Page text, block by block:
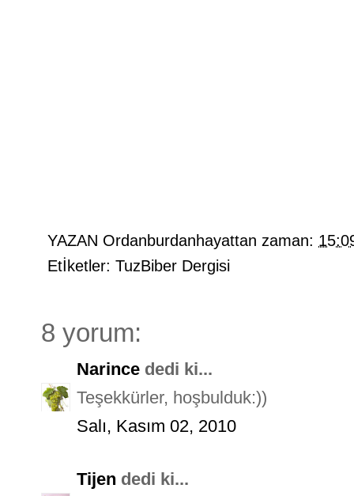
YAZAN Ordanburdanhayattan zaman:
Etİketler: TuzBiber Dergisi
8 yorum:
Narince dedi ki...
Teşekkürler, hoşbulduk:))
Salı, Kasım 02, 2010
Tijen dedi ki...